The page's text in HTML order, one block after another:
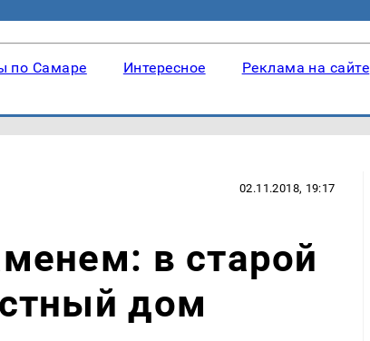
по Самаре Интересное Реклама на сайте
02.11.2018, 19:17
в старой
дом